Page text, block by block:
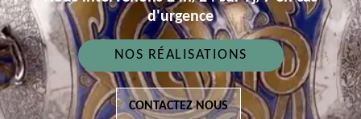
d'urgence
NOS RÉALISATIONS
CONTACTEZ NOUS